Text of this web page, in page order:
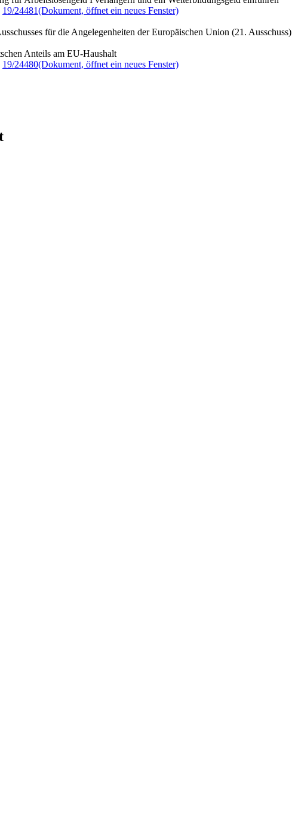
19/24481(Dokument, öffnet ein neues Fenster)
für die Angelegenheiten der Europäischen Union (21. Ausschuss)
Anteils am EU-Haushalt
19/24480(Dokument, öffnet ein neues Fenster)